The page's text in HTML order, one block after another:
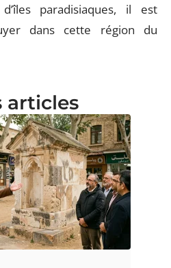
paradisiaques, il est
dans cette région du
articles